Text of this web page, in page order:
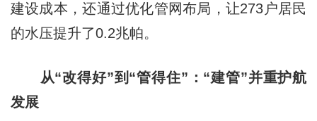
建设成本，还通过优化管网布局，让273户居民
的水压提升了0.2兆帕。
从“改得好”到“管得住”：“建管”并重护航
发展